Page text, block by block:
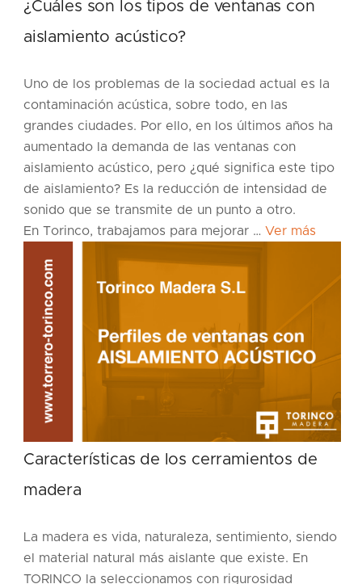
¿Cuáles son los tipos de ventanas con
aislamiento acústico?
Uno de los problemas de la sociedad actual es la
contaminación acústica, sobre todo, en las
grandes ciudades. Por ello, en los últimos años ha
aumentado la demanda de las ventanas con
aislamiento acústico, pero ¿qué significa este tipo
de aislamiento? Es la reducción de intensidad de
sonido que se transmite de un punto a otro.
En Torinco, trabajamos para mejorar … Ver más
Características de los cerramientos de
madera
La madera es vida, naturaleza, sentimiento, siendo
el material natural más aislante que existe. En
TORINCO la seleccionamos con rigurosidad